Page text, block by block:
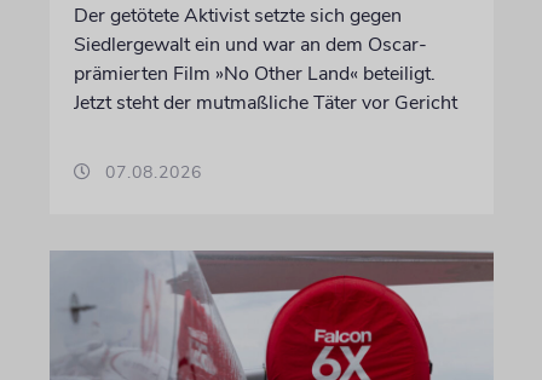
Der getötete Aktivist setzte sich gegen
Siedlergewalt ein und war an dem Oscar-
prämierten Film »No Other Land« beteiligt.
Jetzt steht der mutmaßliche Täter vor Gericht
07.08.2026